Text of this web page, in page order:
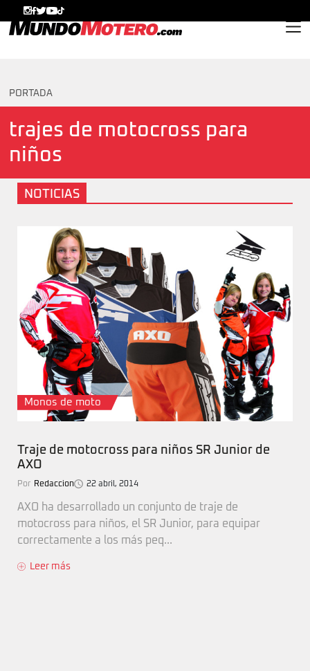
PORTADA
trajes de motocross para
niños
NOTICIAS
Monos de moto
Traje de motocross para niños SR Junior de
AXO
Por Redaccion 22 abril, 2014
AXO ha desarrollado un conjunto de traje de
motocross para niños, el SR Junior, para equipar
correctamente a los más peq...
Leer más